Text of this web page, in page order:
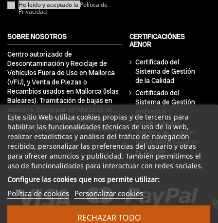
Este sitio Web utiliza cookies propias y de terceros para
habilitar las funcionalidades técnicas de uso de la web,
realizar estadísticas y análisis del tráfico de navegación
recibido, personalizar las preferencias del usuario y otras
para ofrecer anuncios y publicidad. También permitimos el
uso de funcionalidades para interactuar con redes sociales.
Configure las cookies que nos permite utilizar:
Política de cookies Personalizar cookies
RECHAZAR TODO
He leído y aceptado la Política de
Privacidad
SOBRE NOSOTROS
Centro autorizado de
Descontaminación y Reciclaje de
Vehículos Fuera de Uso en Mallorca
(VFU), y Venta de Piezas o
Recambios usados en Mallorca (Islas
Baleares). Tramitación de bajas en
Mallorca, Desguace en Mallorca de
turismos y vehículos industriales.
Servicio gratuito de grúa en Mallorca.
CERTIFICACIÓNES
AENOR
Certificado del
Sistema de Gestión
de la Calidad
Certificado del
Sistema de Gestión
Ambiental
Certificado del
Sistema de Gestión
Seguridad y Salud en
el Trabajo